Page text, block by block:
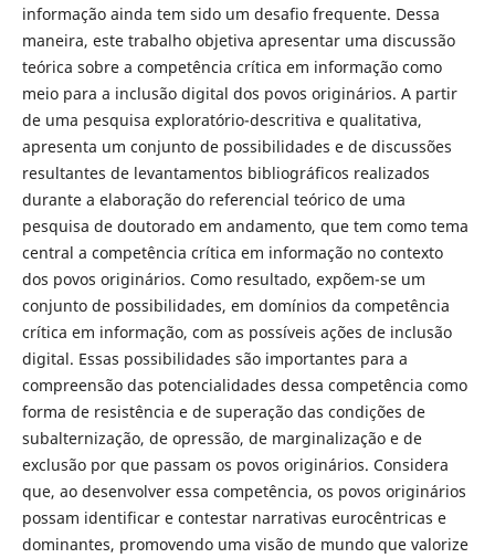
informação ainda tem sido um desafio frequente. Dessa
maneira, este trabalho objetiva apresentar uma discussão
teórica sobre a competência crítica em informação como
meio para a inclusão digital dos povos originários. A partir
de uma pesquisa exploratório-descritiva e qualitativa,
apresenta um conjunto de possibilidades e de discussões
resultantes de levantamentos bibliográficos realizados
durante a elaboração do referencial teórico de uma
pesquisa de doutorado em andamento, que tem como tema
central a competência crítica em informação no contexto
dos povos originários. Como resultado, expõem-se um
conjunto de possibilidades, em domínios da competência
crítica em informação, com as possíveis ações de inclusão
digital. Essas possibilidades são importantes para a
compreensão das potencialidades dessa competência como
forma de resistência e de superação das condições de
subalternização, de opressão, de marginalização e de
exclusão por que passam os povos originários. Considera
que, ao desenvolver essa competência, os povos originários
possam identificar e contestar narrativas eurocêntricas e
dominantes, promovendo uma visão de mundo que valorize